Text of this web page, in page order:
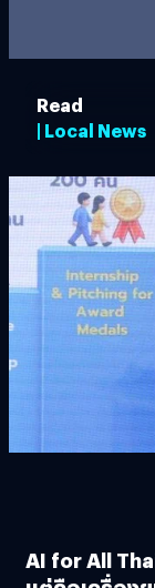
Read
| Local News
AI for All